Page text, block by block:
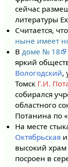
сейчас
литературы
Считается, что
ныне имеет
В доме № 18
яркий
Вологодский,
Томск Г.И.
собирался
областного
Потанина по «
На месте
Октябрьская
высокий
посроен в